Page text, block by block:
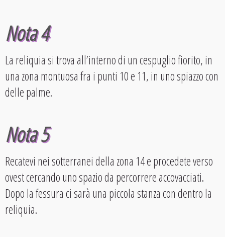
Nota 4
La reliquia si trova all’interno di un cespuglio fiorito, in
una zona montuosa fra i punti 10 e 11, in uno spiazzo con
delle palme.
Nota 5
Recatevi nei sotterranei della zona 14 e procedete verso
ovest cercando uno spazio da percorrere accovacciati.
Dopo la fessura ci sarà una piccola stanza con dentro la
reliquia.